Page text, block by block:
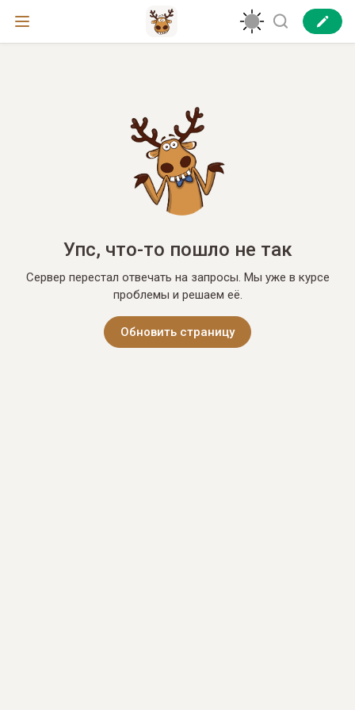
Упс, что-то пошло не так
Сервер перестал отвечать на запросы. Мы уже в курсе
проблемы и решаем её.
Обновить страницу